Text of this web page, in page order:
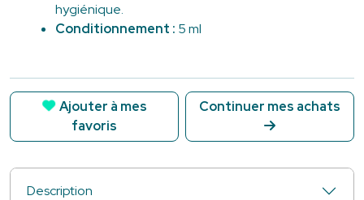
hygiénique.
Conditionnement : 5 ml
Ajouter à mes
favoris
Continuer mes achats
Description